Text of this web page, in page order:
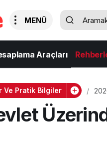
Araçları
Ve Pratik Bilgiler